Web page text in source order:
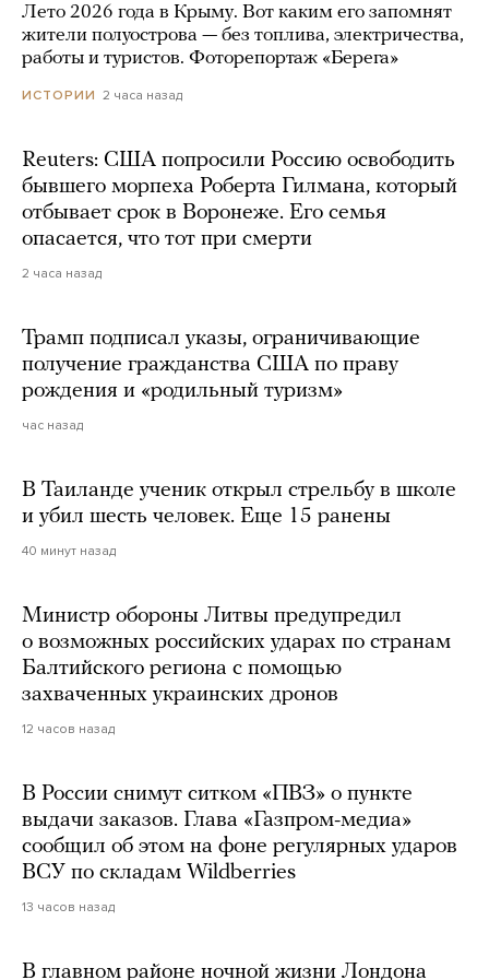
Лето 2026 года в Крыму. Вот каким его запомнят
жители полуострова — без топлива, электричества,
работы и туристов. Фоторепортаж «Берега»
ИСТОРИИ 2 часа назад
Reuters: США попросили Россию освободить
бывшего морпеха Роберта Гилмана, который
отбывает срок в Воронеже. Его семья
опасается, что тот при смерти
2 часа назад
Трамп подписал указы, ограничивающие
получение гражданства США по праву
рождения и «родильный туризм»
час назад
В Таиланде ученик открыл стрельбу в школе
и убил шесть человек. Еще 15 ранены
40 минут назад
Министр обороны Литвы предупредил
о возможных российских ударах по странам
Балтийского региона с помощью
захваченных украинских дронов
12 часов назад
В России снимут ситком «ПВЗ» о пункте
выдачи заказов. Глава «Газпром-медиа»
сообщил об этом на фоне регулярных ударов
ВСУ по складам Wildberries
13 часов назад
В главном районе ночной жизни Лондона